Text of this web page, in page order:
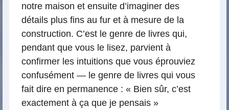
notre maison et ensuite d’imaginer des
détails plus fins au fur et à mesure de la
construction. C’est le genre de livres qui,
pendant que vous le lisez, parvient à
confirmer les intuitions que vous éprouviez
confusément — le genre de livres qui vous
fait dire en permanence : « Bien sûr, c’est
exactement à ça que je pensais »